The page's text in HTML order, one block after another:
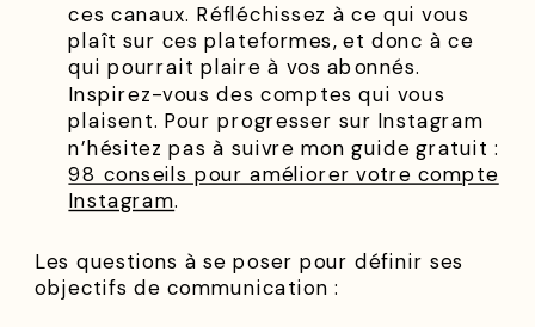
ces canaux. Réfléchissez à ce qui vous
plaît sur ces plateformes, et donc à ce
qui pourrait plaire à vos abonnés.
Inspirez-vous des comptes qui vous
plaisent. Pour progresser sur Instagram
n’hésitez pas à suivre mon guide gratuit :
98 conseils pour améliorer votre compte
Instagram.
Les questions à se poser pour définir ses
objectifs de communication :